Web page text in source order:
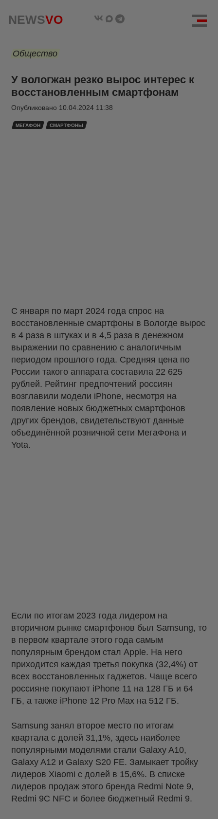
NEWSVO
Общество
У вологжан резко вырос интерес к
восстановленным смартфонам
Опубликовано 10.04.2024 11:38
МЕГАФОН СМАРТФОНЫ
С января по март 2024 года спрос на
восстановленные смартфоны в Вологде вырос
в 4 раза в штуках и в 4,5 раза в денежном
выражении по сравнению с аналогичным
периодом прошлого года. Средняя цена по
России такого аппарата составила 22 625
рублей. Рейтинг предпочтений россиян
возглавили модели iPhone, несмотря на
появление новых бюджетных смартфонов
других брендов, свидетельствуют данные
объединённой розничной сети МегаФона и
Yota.
Если по итогам 2023 года лидером на
вторичном рынке смартфонов был Samsung, то
в первом квартале этого года самым
популярным брендом стал Apple. На него
приходится каждая третья покупка (32,4%) от
всех восстановленных гаджетов. Чаще всего
россияне покупают iPhone 11 на 128 ГБ и 64
ГБ, а также iPhone 12 Pro Max на 512 ГБ.
Samsung занял второе место по итогам
квартала с долей 31,1%, здесь наиболее
популярными моделями стали Galaxy A10,
Galaxy A12 и Galaxy S20 FE. Замыкает тройку
лидеров Xiaomi с долей в 15,6%. В списке
лидеров продаж этого бренда Redmi Note 9,
Redmi 9C NFC и более бюджетный Redmi 9.